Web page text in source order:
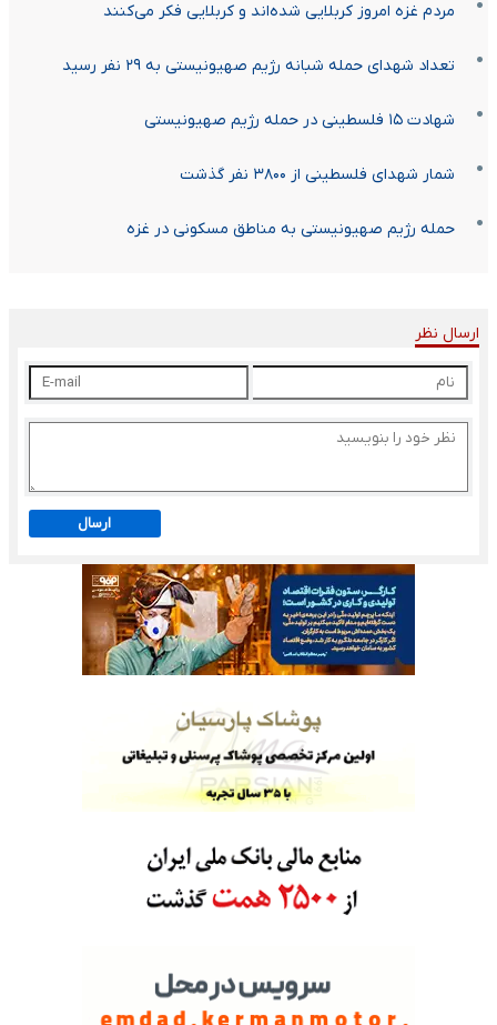
مردم غزه امروز کربلایی شده‌اند و کربلایی فکر می‌کنند
تعداد شهدای حمله شبانه رژیم صهیونیستی به ۲۹ نفر رسید
شهادت ۱۵ فلسطینی در حمله رژیم صهیونیستی
شمار شهدای فلسطینی از ۳۸۰۰ نفر گذشت
حمله رژیم صهیونیستی به مناطق مسکونی در غزه
ارسال نظر
ارسال